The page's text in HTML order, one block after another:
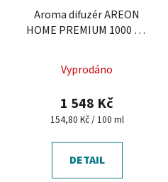
Aroma difuzér AREON
HOME PREMIUM 1000 ml
hodnocení
produktu
je
z
Vyprodáno
1 548 Kč
Měrná
154,80 Kč / 100 ml
DETAIL